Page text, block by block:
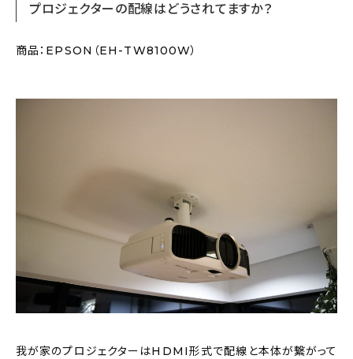
プロジェクターの配線はどうされてますか？
商品：EPSON（EH-TW8100W）
我が家のプロジェクターはHDMI形式で配線と本体が繋がって